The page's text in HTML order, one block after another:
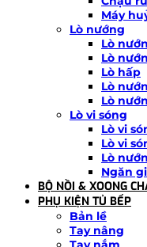
Máy
Lò nướng
Lò
Lò
Lò hấp
Lò
Lò
Lò vi sóng
Lò vi
Lò vi
Lò
Ngăn
BỘ NỒI & XOONG
PHỤ KIỆN TỦ BẾP
Bản lề
Tay nâng